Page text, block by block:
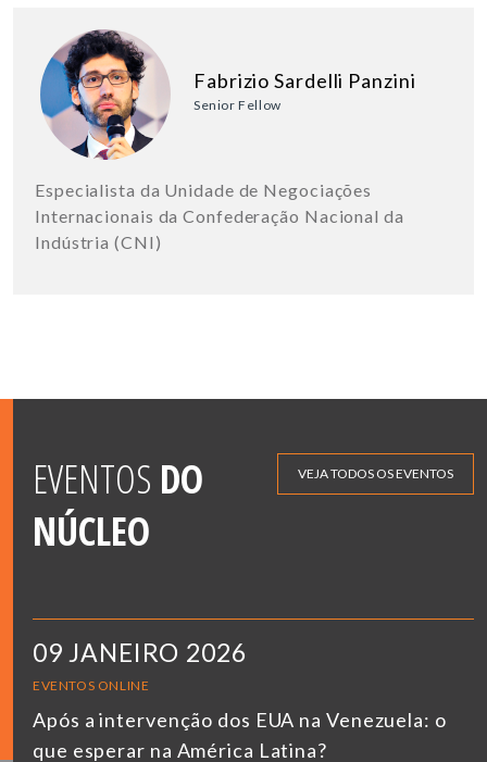
Fabrizio Sardelli Panzini
Senior Fellow
Especialista da Unidade de Negociações
Internacionais da Confederação Nacional da
Indústria (CNI)
EVENTOS DO
NÚCLEO
VEJA TODOS OS EVENTOS
09 JANEIRO 2026
EVENTOS ONLINE
Após a intervenção dos EUA na Venezuela: o
que esperar na América Latina?